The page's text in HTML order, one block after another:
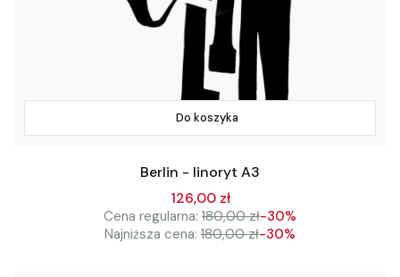
Do koszyka
Berlin - linoryt A3
126,00 zł
Cena regularna: 180,00 zł-30%
Najniższa cena: 180,00 zł-30%